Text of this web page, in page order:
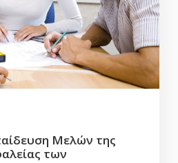
Μελών της
των